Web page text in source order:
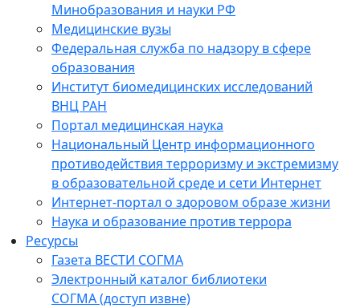
Минобразования и науки РФ
Медицинские вузы
Федеральная служба по надзору в сфере
образования
Институт биомедицинских исследований
ВНЦ РАН
Портал медицинская наука
Национальный Центр информационного
противодействия терроризму и экстремизму
в образовательной среде и сети Интернет
Интернет-портал о здоровом образе жизни
Наука и образование против террора
Ресурсы
Газета ВЕСТИ СОГМА
Электронный каталог библиотеки
СОГМА (доступ извне)